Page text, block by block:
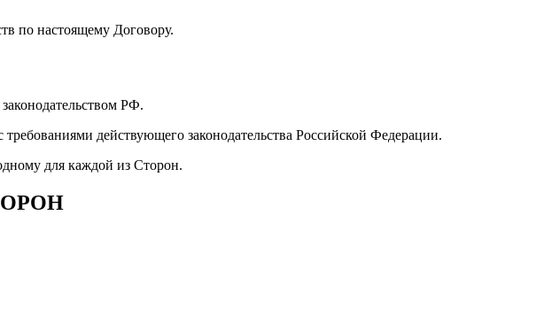
по настоящему Договору.
РФ.
действующего законодательства Российской Федерации.
для каждой из Сторон.